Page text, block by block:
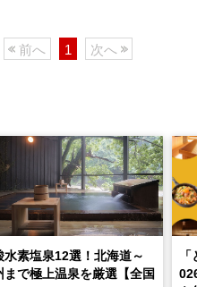
前へ 1 次へ
水素塩泉12選！北海道～
まで極上温泉を厳選【全国